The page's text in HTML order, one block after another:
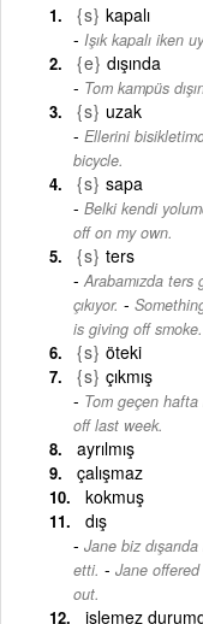
{s} kapalı
Işık kapalı iken
{e} dışında
Tom kampüs
{s} uzak
Ellerini
bicycle.
{s} sapa
Belki kendi
off on my own.
{s} ters
Arabamızda ters
çıkıyor. -
is giving off smoke.
{s} öteki
{s} çıkmış
Tom geçen hafta
off last week.
ayrılmış
çalışmaz
kokmuş
dış
Jane biz
etti. - Jane
out.
işlemez